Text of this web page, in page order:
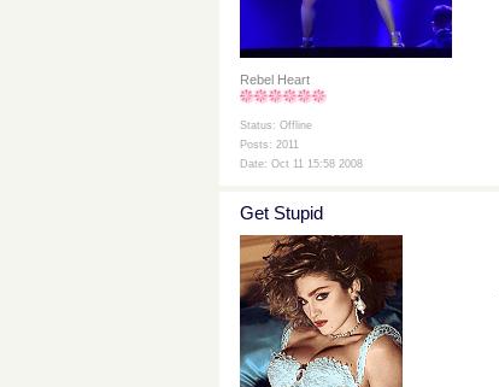
Rebel Heart
Status: Offline
Posts: 2011
Date: Oct 11 15:58 2008
Get Stupid